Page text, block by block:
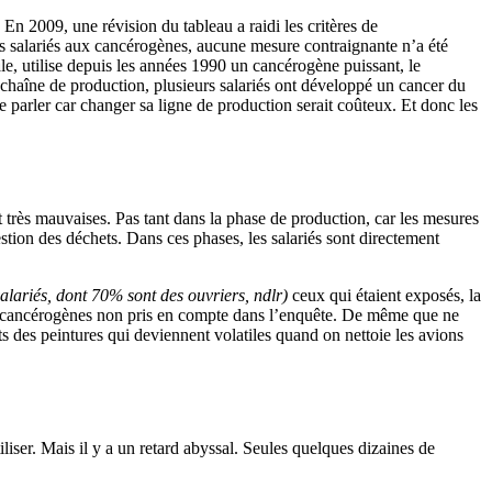
2009, une révision du tableau a raidi les critères de
aux cancérogènes, aucune mesure contraignante n’a été
utilise depuis les années 1990 un cancérogène puissant, le
de production, plusieurs salariés ont développé un cancer du
car changer sa ligne de production serait coûteux. Et donc les
mauvaises. Pas tant dans la phase de production, car les mesures
des déchets. Dans ces phases, les salariés sont directement
dont 70% sont des ouvriers, ndlr) ceux qui étaient exposés, la
non pris en compte dans l’enquête. De même que ne
des peintures qui deviennent volatiles quand on nettoie les avions
Mais il y a un retard abyssal. Seules quelques dizaines de